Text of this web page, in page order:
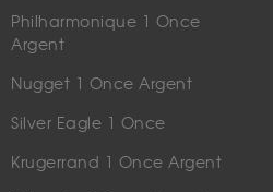
Philharmonique 1 Once
Argent
Nugget 1 Once Argent
Silver Eagle 1 Once
Krugerrand 1 Once Argent